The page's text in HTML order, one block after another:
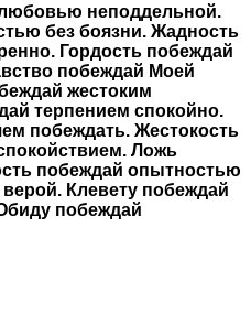
неподдельной.
без боязни. Жадность
Гордость побеждай
побеждай Моей
жестоким
терпением спокойно.
побеждать. Жестокость
Ложь
побеждай опытностью
Клевету побеждай
побеждай